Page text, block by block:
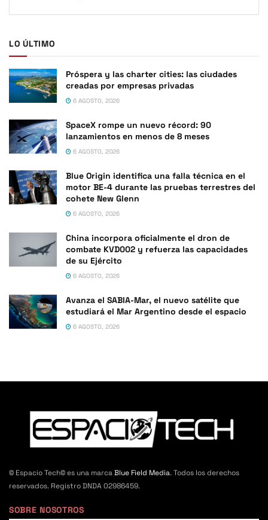
LO ÚLTIMO
Próspera y las charter cities: las ciudades
creadas por empresas privadas
6 AGOSTO, 2026
SpaceX rompe un nuevo récord: 90
lanzamientos en menos de 8 meses
6 AGOSTO, 2026
Blue Origin identifica una falla técnica en el
motor BE-4 durante las pruebas terrestres del
cohete New Glenn
6 AGOSTO, 2026
China incorpora oficialmente el dron de
combate KVD002 y refuerza las capacidades
de su Ejército
6 AGOSTO, 2026
Avanza el SABIA-Mar, el nuevo satélite que
estudiará el Mar Argentino desde el espacio
6 AGOSTO, 2026
© Espacio Tech© es una marcaBlue Field Media. Todos los derechos
reservados. Registro DNDA 02986459.
SOBRE NOSOTROS